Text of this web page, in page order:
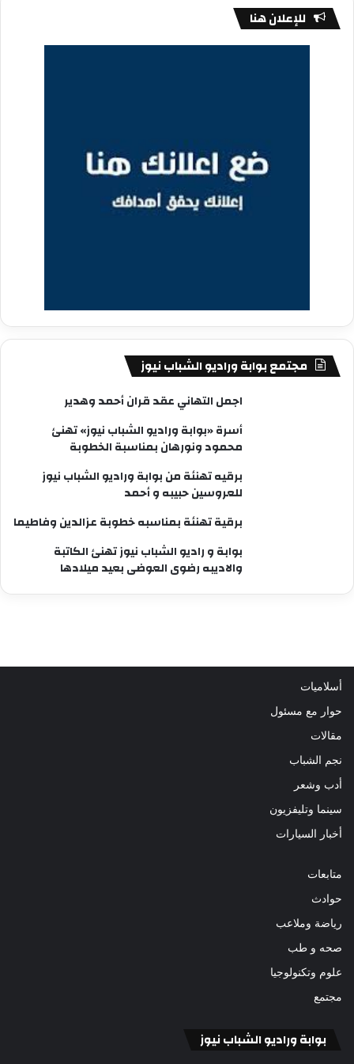
للإعلان هنا
مجتمع بوابة وراديو الشباب نيوز
اجمل التهاني عقد قران أحمد وهدير
أسرة «بوابة وراديو الشباب نيوز» تهنئ
محمود ونورهان بمناسبة الخطوبة
برقيه تهنئة من بوابة وراديو الشباب نيوز
للعروسين حبيبه و أحمد
برقية تهنئة بمناسبه خطوبة عزالدين وفاطيما
بوابة و راديو الشباب نيوز تهنئ الكاتبة
والاديبه رضوى العوضى بعيد ميلادها
أسلاميات
حوار مع مسئول
مقالات
نجم الشباب
أدب وشعر
سينما وتليفزيون
أخبار السيارات
متابعات
حوادث
رياضة وملاعب
صحه و طب
علوم وتكنولوجيا
مجتمع
بوابة وراديو الشباب نيوز